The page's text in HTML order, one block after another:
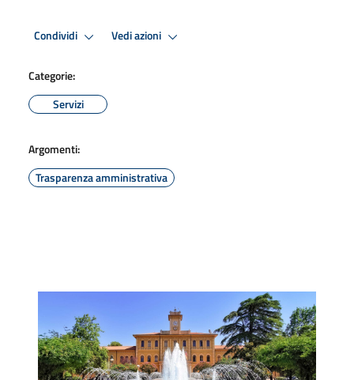
Condividi Vedi azioni
Categorie:
Servizi
Argomenti:
Trasparenza amministrativa